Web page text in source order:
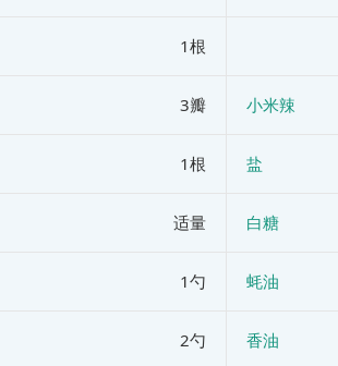
1根
3瓣 小米辣
1根 盐
适量 白糖
1勺 蚝油
2勺 香油